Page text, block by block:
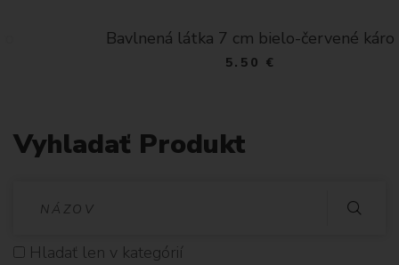
Bavlnená látka 7 cm bielo-červené káro
Vyhladať Produkt
Hladať len v kategórií